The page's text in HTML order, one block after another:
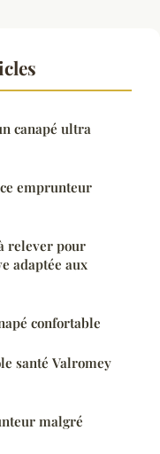
canapé ultra
emprunteur
relever pour
adaptée aux
confortable
santé Valromey
malgré